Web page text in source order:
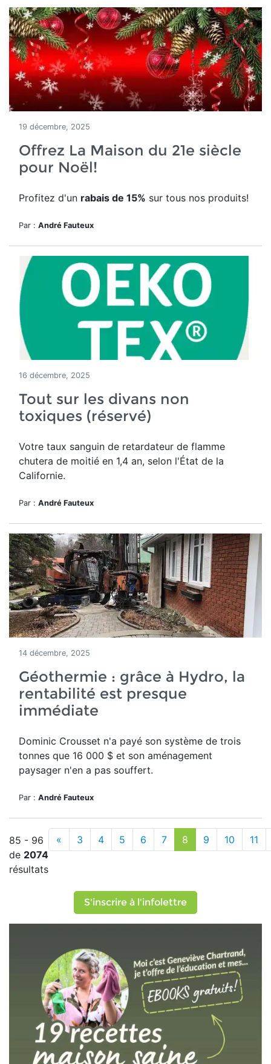
19 décembre, 2025
Offrez La Maison du 21e siècle
pour Noël!
Profitez d'un rabais de 15% sur tous nos produits!
Par : André Fauteux
16 décembre, 2025
Tout sur les divans non
toxiques (réservé)
Votre taux sanguin de retardateur de flamme
chutera de moitié en 1,4 an, selon l'État de la
Californie.
Par : André Fauteux
14 décembre, 2025
Géothermie : grâce à Hydro, la
rentabilité est presque
immédiate
Dominic Crousset n'a payé son système de trois
tonnes que 16 000 $ et son aménagement
paysager n'en a pas souffert.
Par : André Fauteux
85 - 96
de 2074
résultats
« 3 4 5 6 7 8 9 10 11
S'inscrire à l'infolettre